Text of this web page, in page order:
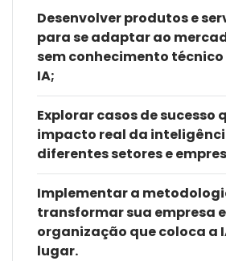
Desenvolver produtos e
para se adaptar ao
sem conhecimento
IA;
Explorar casos de sucesso
impacto real da
diferentes setores e
Implementar a
transformar sua empresa
organização que coloca a
lugar.